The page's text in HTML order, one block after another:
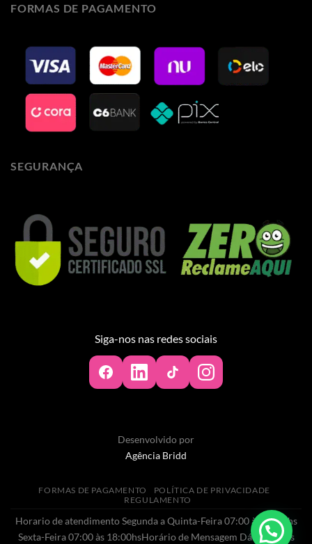
FORMAS DE PAGAMENTO
SEGURANÇA
Siga-nos nas redes sociais
Desenvolvido por
Agência Bridd
FORMAS DE PAGAMENTO
POLÍTICA DE PRIVACIDADE
REGULAMENTO
Horario de atendimento Segunda a Quinta-Feira 07:00 às 20:00hs
Sexta-Feira 07:00 às 18:00hsHorário de Mensagem Dás 07:00 às